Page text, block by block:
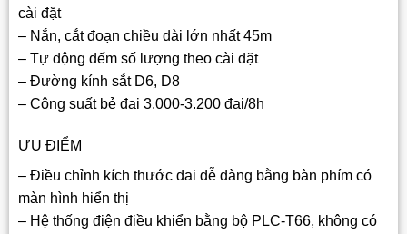
cài đặt
– Nắn, cắt đoạn chiều dài lớn nhất 45m
– Tự động đếm số lượng theo cài đặt
– Đường kính sắt D6, D8
– Công suất bẻ đai 3.000-3.200 đai/8h
ƯU ĐIỂM
– Điều chỉnh kích thước đai dễ dàng bằng bàn phím có
màn hình hiển thị
– Hệ thống điện điều khiển bằng bộ PLC-T66, không có